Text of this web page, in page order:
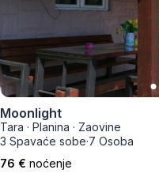
Moonlight
Tara · Planina · Zaovine
3 Spavaće sobe·7 Osoba
76 € noćenje